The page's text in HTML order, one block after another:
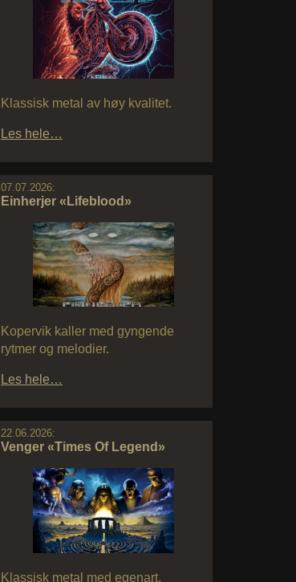
Klassisk metal av høy kvalitet.
Les hele…
07.07.2026:
Einherjer «Lifeblood»
Kopervik kaller med gyngende
rytmer og melodier.
Les hele…
22.06.2026:
Venger «Times Of Legend»
Klassisk metal med egenart.